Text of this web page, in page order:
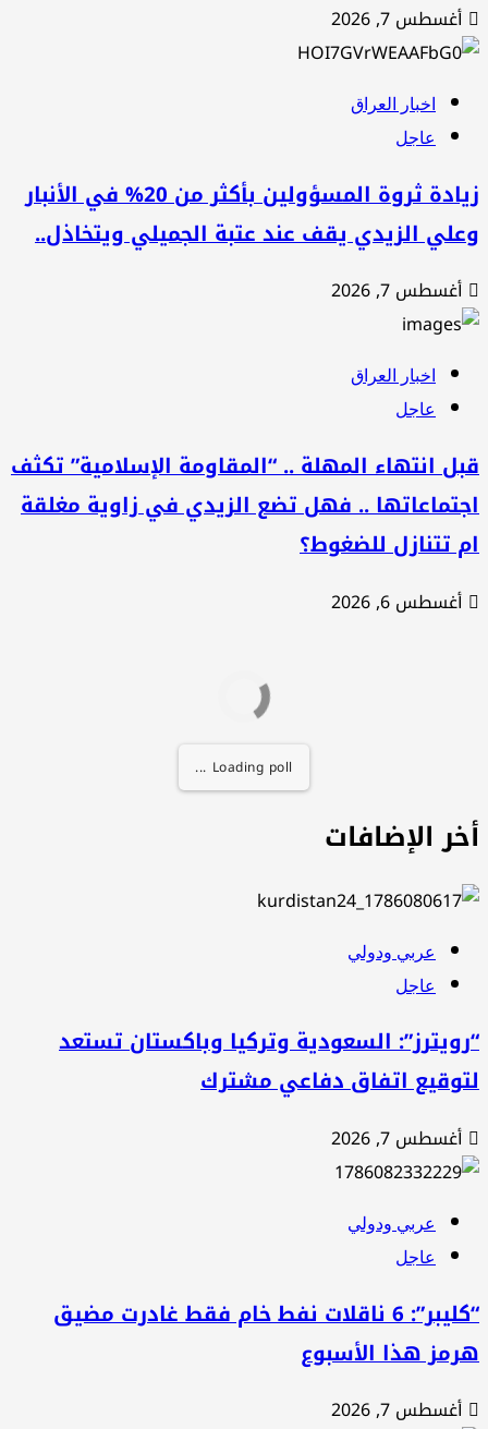
أغسطس 7, 2026
اخبار العراق
عاجل
زيادة ثروة المسؤولين بأكثر من 20% في الأنبار
الزيدي يقف عند عتبة الجميلي ويتخاذل..
أغسطس 7, 2026
اخبار العراق
عاجل
انتهاء المهلة .. “المقاومة الإسلامية” تكثف
.. فهل تضع الزيدي في زاوية مغلقة
تتنازل للضغوط؟
أغسطس 6, 2026
Loading poll ...
الإضافات
عربي ودولي
عاجل
السعودية وتركيا وباكستان تستعد
اتفاق دفاعي مشترك
أغسطس 7, 2026
عربي ودولي
عاجل
“كليبر”: 6 ناقلات نفط خام فقط غادرت مضيق
هذا الأسبوع
أغسطس 7, 2026